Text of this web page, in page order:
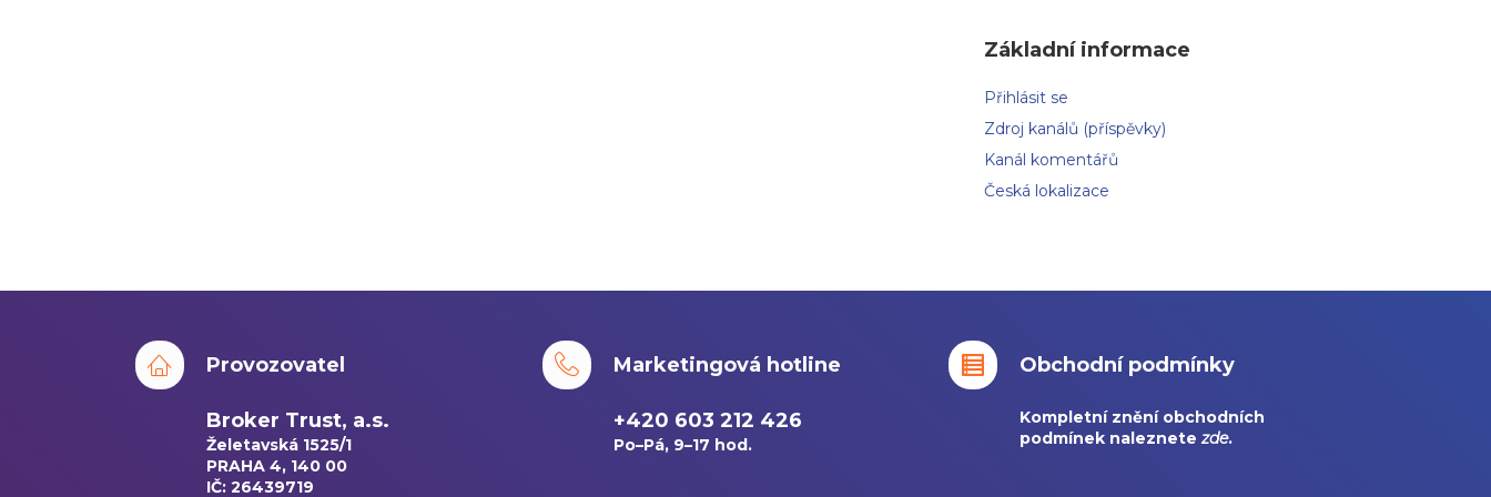
Základní informace
Přihlásit se
Zdroj kanálů (příspěvky)
Kanál komentářů
Česká lokalizace
Provozovatel
Broker Trust, a.s.
Želetavská 1525/1
PRAHA 4, 140 00
IČ: 26439719
Marketingová hotline
+420 603 212 426
Po–Pá, 9–17 hod.
Obchodní podmínky
Kompletní znění obchodních
podmínek naleznetezde.